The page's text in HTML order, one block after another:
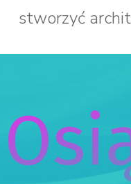
stworzyć